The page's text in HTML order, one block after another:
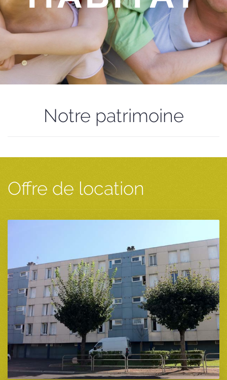
Notre patrimoine
Offre de location